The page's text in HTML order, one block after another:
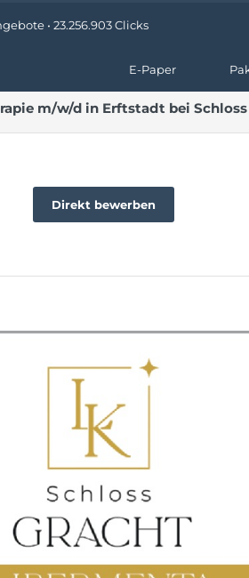
• 23.256.903 Clicks
E-Paper
m/w/d in Erftstadt bei Schloss
Direkt bewerben